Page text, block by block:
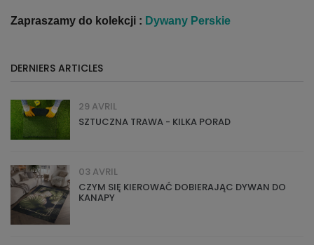
Zapraszamy do kolekcji : Dywany Perskie
DERNIERS ARTICLES
29 AVRIL
SZTUCZNA TRAWA - KILKA PORAD
03 AVRIL
CZYM SIĘ KIEROWAĆ DOBIERAJĄC DYWAN DO
KANAPY